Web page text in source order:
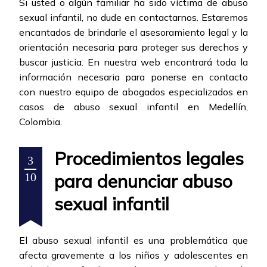
Si usted o algún familiar ha sido víctima de abuso
sexual infantil, no dude en contactarnos. Estaremos
encantados de brindarle el asesoramiento legal y la
orientación necesaria para proteger sus derechos y
buscar justicia. En nuestra web encontrará toda la
información necesaria para ponerse en contacto
con nuestro equipo de abogados especializados en
casos de abuso sexual infantil en Medellín,
Colombia.
3
10
Procedimientos legales
para denunciar abuso
sexual infantil
El abuso sexual infantil es una problemática que
afecta gravemente a los niños y adolescentes en